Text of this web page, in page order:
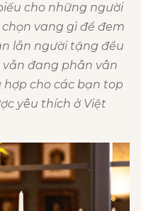
cho những người
vang gì để đem
lẫn người tặng đều
đang phân vân
cho các bạn top
yêu thích ở Việt